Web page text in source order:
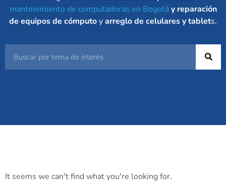
mantenimiento de computadoras en Bogotáy reparación
de equipos de cómputoyarreglo de celulares y tablets.
It seems we can't find what you're looking for.